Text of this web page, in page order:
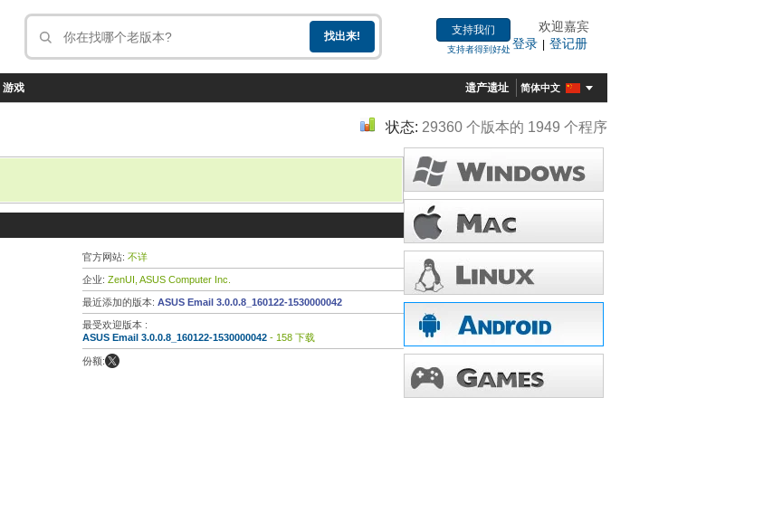
支持我们
支持者得到好处
欢迎嘉宾
登录 | 登记册
游戏 遗产遗址 简体中文
状态: 29360 个版本的 1949 个程序
官方网站: 不详
企业: ZenUI, ASUS Computer Inc.
最近添加的版本: ASUS Email 3.0.0.8_160122-1530000042
最受欢迎版本 :
ASUS Email 3.0.0.8_160122-1530000042 - 158 下载
份额: